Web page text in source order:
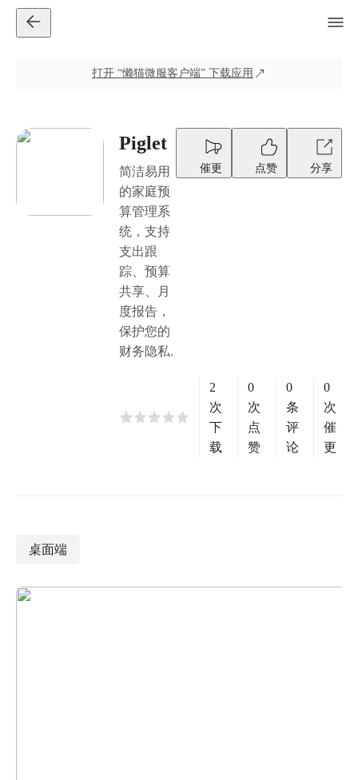
打开 “懒猫微服客户端” 下载应用
Piglet
简洁易用
的家庭预
算管理系
统，支持
支出跟
踪、预算
共享、月
度报告，
保护您的
财务隐私.
催更 点赞 分享
2
次
下
载
0
次
点
赞
0
条
评
论
0
次
催
更
桌面端